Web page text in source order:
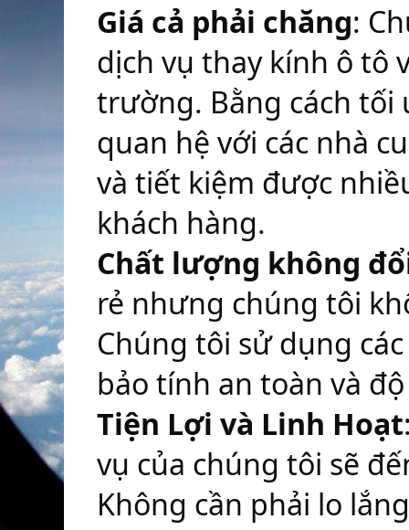
Giá cả phải chăng:
dịch vụ thay kính ô tô
trường. Bằng cách tối
quan hệ với các nhà
và tiết kiệm được
khách hàng.
Chất lượng không
rẻ nhưng chúng tôi
Chúng tôi sử dụng
bảo tính an toàn và
Tiện Lợi và Linh Hoạt
vụ của chúng tôi sẽ
Không cần phải lo